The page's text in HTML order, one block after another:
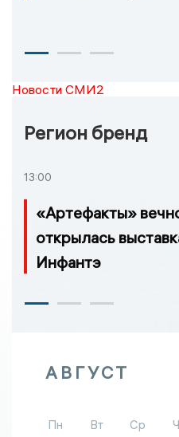
Новости СМИ2
Регион бренд
13:00
«Артефакты»
открылась
Инфантэ
АВГУСТ
Пн Вт Ср